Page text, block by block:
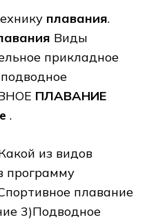
плавания.
Виды
прикладное
ПЛАВАНИЕ
.
из видов
программу
плавание
3)Подводное